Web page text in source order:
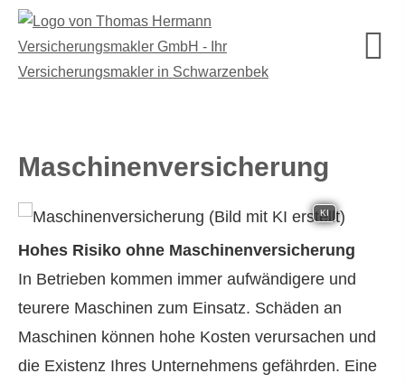
Maschinenversicherung
KI
Hohes Risiko ohne Maschinenversicherung
In Betrieben kommen immer aufwändigere und
teurere Maschinen zum Einsatz. Schäden an
Maschinen können hohe Kosten verursachen und
die Existenz Ihres Unternehmens gefährden. Eine